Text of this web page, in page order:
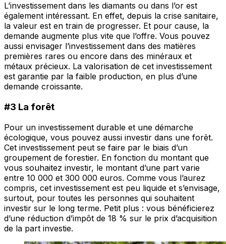
L’investissement dans les diamants ou dans l’or est
également intéressant. En effet, depuis la crise sanitaire,
la valeur est en train de progresser. Et pour cause, la
demande augmente plus vite que l’offre. Vous pouvez
aussi envisager l’investissement dans des matières
premières rares ou encore dans des minéraux et
métaux précieux. La valorisation de cet investissement
est garantie par la faible production, en plus d’une
demande croissante.
#3 La forêt
Pour un investissement durable et une démarche
écologique, vous pouvez aussi investir dans une forêt.
Cet investissement peut se faire par le biais d’un
groupement de forestier. En fonction du montant que
vous souhaitez investir, le montant d’une part varie
entre 10 000 et 300 000 euros. Comme vous l’aurez
compris, cet investissement est peu liquide et s’envisage,
surtout, pour toutes les personnes qui souhaitent
investir sur le long terme. Petit plus : vous bénéficierez
d’une réduction d’impôt de 18 % sur le prix d’acquisition
de la part investie.